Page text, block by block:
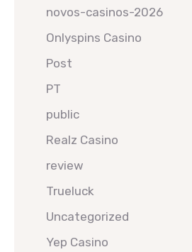
novos-casinos-2026
Onlyspins Casino
Post
PT
public
Realz Casino
review
Trueluck
Uncategorized
Yep Casino